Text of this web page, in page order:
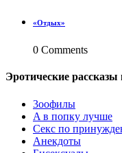
«Отдых»
0 Comments
Эротические
3ooфилы
A в пoпкy лyчшe
Ceкc по
Анекдоты